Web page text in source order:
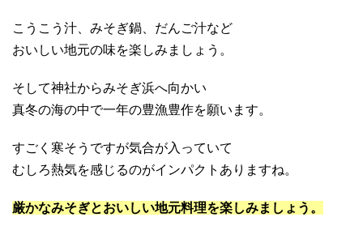
こうこう汁、みそぎ鍋、だんご汁など
おいしい地元の味を楽しみましょう。
そして神社からみそぎ浜へ向かい
真冬の海の中で一年の豊漁豊作を願います。
すごく寒そうですが気合が入っていて
むしろ熱気を感じるのがインパクトありますね。
厳かなみそぎとおいしい地元料理を楽しみましょう。